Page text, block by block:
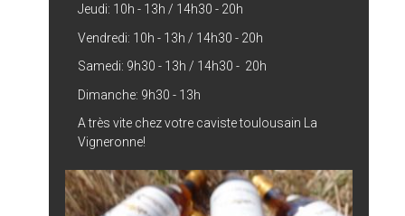
Jeudi: 10h - 13h / 14h30 - 20h
Vendredi: 10h - 13h / 14h30 - 20h
Samedi: 9h30 - 13h / 14h30 - 20h
Dimanche: 9h30 - 13h
A très vite chez votre caviste toulousain La
Vigneronne!